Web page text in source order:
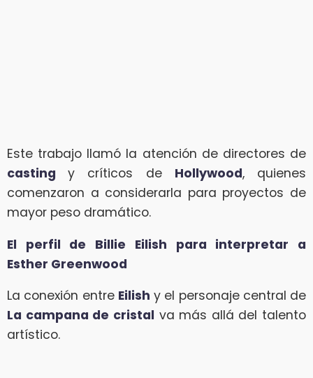
Este trabajo llamó la atención de directores de
castingy críticos de Hollywood, quienes
comenzaron a considerarla para proyectos de
mayor peso dramático.
El perfil de Billie Eilish para interpretar a
Esther Greenwood
La conexión entre Eilish y el personaje central de
La campana de cristal va más allá del talento
artístico.